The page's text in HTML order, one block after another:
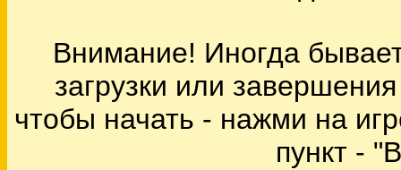
Внимание! Иногда
загрузки или
чтобы начать - нажми на
пункт -